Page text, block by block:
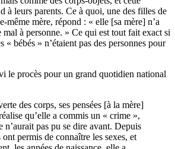
à leurs parents. Ce à quoi, une des filles de
même mère, répond : « elle [sa mère] n’a
mal à personne. » Ce qui est tout fait exact si
« bébés » n’étaient pas des personnes pour
le procès pour un grand quotidien national
des corps, ses pensées [à la mère]
qu’elle a commis un « crime »,
n’aurait pas pu se dire avant. Depuis
ont permis de connaître les sexes, et